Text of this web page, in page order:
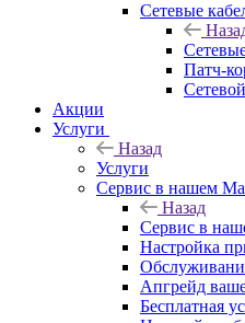
Сетевые
Патч-
Акции
Услуги
Назад
Услуги
Сервис в нашем
Назад
Сервис в
Настройка
Апгрейд
Бесплатная